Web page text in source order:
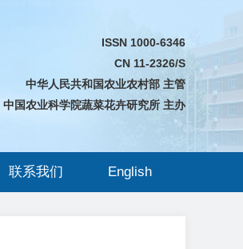
ISSN 1000-6346
CN 11-2326/S
中华人民共和国农业农村部 主管
中国农业科学院蔬菜花卉研究所 主办
联系我们 English